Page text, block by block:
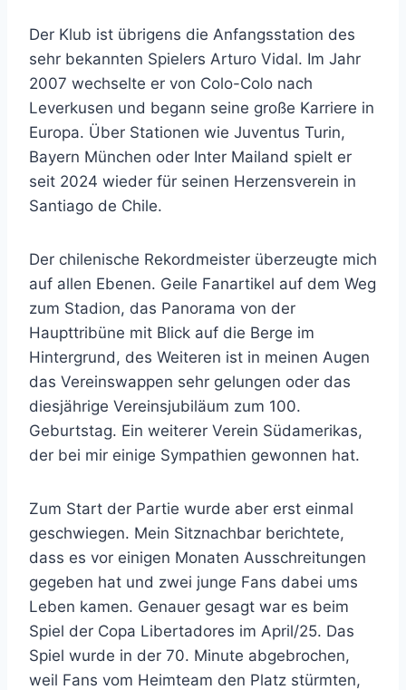
Der Klub ist übrigens die Anfangsstation des
sehr bekannten Spielers Arturo Vidal. Im Jahr
2007 wechselte er von Colo-Colo nach
Leverkusen und begann seine große Karriere in
Europa. Über Stationen wie Juventus Turin,
Bayern München oder Inter Mailand spielt er
seit 2024 wieder für seinen Herzensverein in
Santiago de Chile.
Der chilenische Rekordmeister überzeugte mich
auf allen Ebenen. Geile Fanartikel auf dem Weg
zum Stadion, das Panorama von der
Haupttribüne mit Blick auf die Berge im
Hintergrund, des Weiteren ist in meinen Augen
das Vereinswappen sehr gelungen oder das
diesjährige Vereinsjubiläum zum 100.
Geburtstag. Ein weiterer Verein Südamerikas,
der bei mir einige Sympathien gewonnen hat.
Zum Start der Partie wurde aber erst einmal
geschwiegen. Mein Sitznachbar berichtete,
dass es vor einigen Monaten Ausschreitungen
gegeben hat und zwei junge Fans dabei ums
Leben kamen. Genauer gesagt war es beim
Spiel der Copa Libertadores im April/25. Das
Spiel wurde in der 70. Minute abgebrochen,
weil Fans vom Heimteam den Platz stürmten,